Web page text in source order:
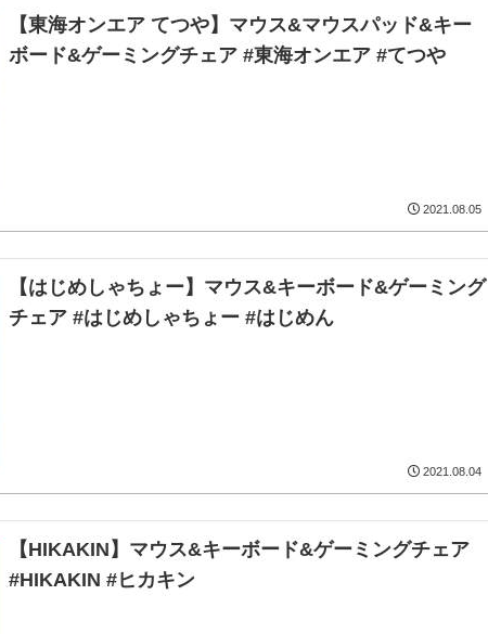
【東海オンエア てつや】マウス&マウスパッド&キー
ボード&ゲーミングチェア #東海オンエア #てつや
2021.08.05
【はじめしゃちょー】マウス&キーボード&ゲーミング
チェア #はじめしゃちょー #はじめん
2021.08.04
【HIKAKIN】マウス&キーボード&ゲーミングチェア
#HIKAKIN #ヒカキン